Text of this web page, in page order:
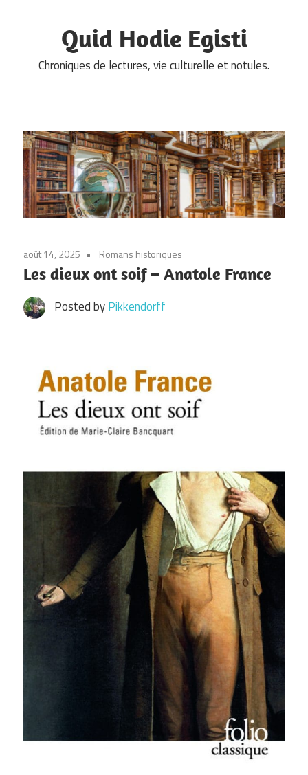
Quid Hodie Egisti
Chroniques de lectures, vie culturelle et notules.
août 14, 2025 Romans historiques
Les dieux ont soif – Anatole France
Posted byPikkendorff